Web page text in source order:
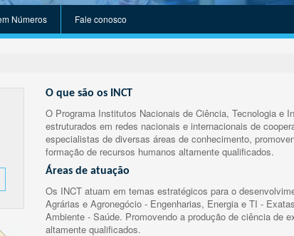
Números Fale conosco
O que são os INCT
O Programa Institutos Nacionais de Ciência, Tecnologia e
estruturados em redes nacionais e internacionais de
especialistas de diversas áreas de conhecimento,
formação de recursos humanos altamente qualificados.
Áreas de atuação
Os INCT atuam em temas estratégicos para o
Agrárias e Agronegócio - Engenharias, Energia e TI -
Ambiente - Saúde. Promovendo a produção de ciência de
altamente qualificados.